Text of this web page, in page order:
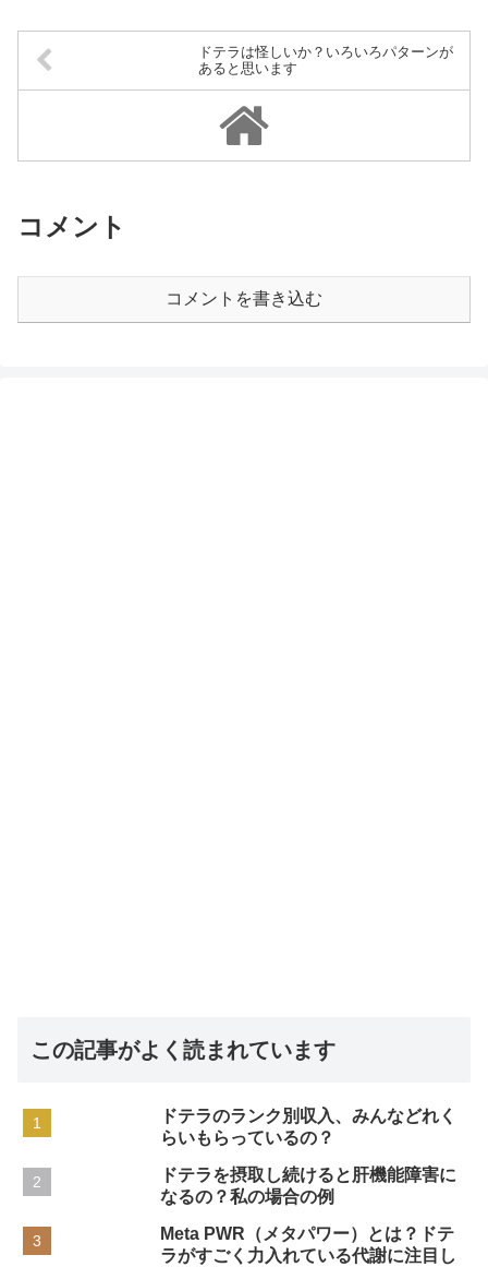
ドテラは怪しいか？いろいろパターンが
あると思います
コメント
コメントを書き込む
この記事がよく読まれています
ドテラのランク別収入、みんなどれく
らいもらっているの？
ドテラを摂取し続けると肝機能障害に
なるの？私の場合の例
Meta PWR（メタパワー）とは？ドテ
ラがすごく力入れている代謝に注目し